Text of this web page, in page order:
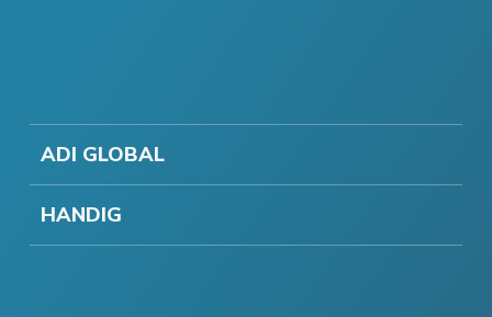
ADI GLOBAL
HANDIG